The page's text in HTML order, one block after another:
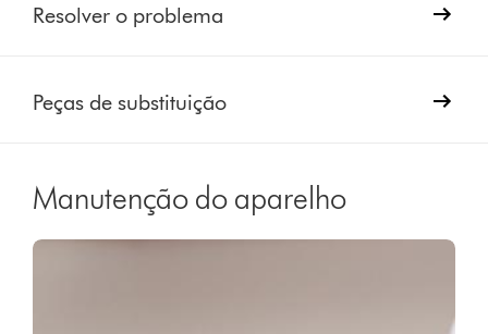
Resolver o problema
Peças de substituição
Manutenção do aparelho